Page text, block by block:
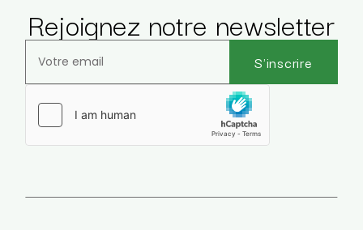
Rejoignez notre newsletter
S'inscrire